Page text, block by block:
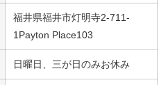
りです（メニューは一例です）
福井県福井市灯明寺2-711-
1Payton Place103
日曜日、三が日のみお休み